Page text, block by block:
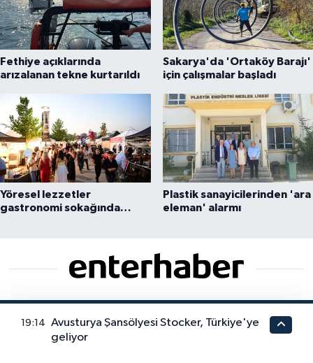
Fethiye açıklarında
arızalanan tekne kurtarıldı
Sakarya'da 'Ortaköy Barajı'
için çalışmalar başladı
Yöresel lezzetler
gastronomi sokağında
Plastik sanayicilerinden 'ara
eleman' alarmı
Dijital dünyanın hızına ayak uyduran Enterhaber,
gündemi 7/24 takip ederek en sıcak gelişmeleri anlık
19:14
Avusturya Şansölyesi Stocker, Türkiye'ye
geliyor